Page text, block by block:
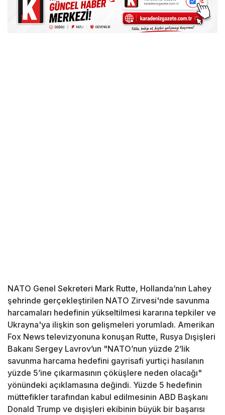
NATO Genel Sekreteri Mark Rutte, Hollanda’nın Lahey
şehrinde gerçekleştirilen NATO Zirvesi'nde savunma
harcamaları hedefinin yükseltilmesi kararına tepkiler ve
Ukrayna'ya ilişkin son gelişmeleri yorumladı. Amerikan
Fox News televizyonuna konuşan Rutte, Rusya Dışişleri
Bakanı Sergey Lavrov’un "NATO’nun yüzde 2’lik
savunma harcama hedefini gayrisafi yurtiçi hasılanın
yüzde 5’ine çıkarmasının çöküşlere neden olacağı"
yönündeki açıklamasına değindi. Yüzde 5 hedefinin
müttefikler tarafından kabul edilmesinin ABD Başkanı
Donald Trump ve dışişleri ekibinin büyük bir başarısı